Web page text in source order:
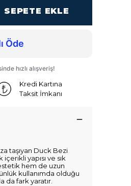
SEPETE EKLE
Kredi Kartına
Taksit İmkanı
taşıyan Duck Bezi
yapısı ve sık
hem de uzun
kullanımda olduğu
da fark yaratır.